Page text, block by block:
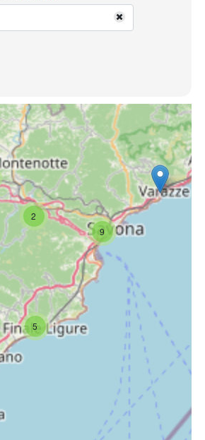
5
2
9